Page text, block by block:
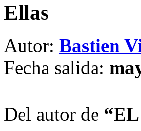
Ellas
Autor: Bastien
Fecha salida:
Del autor de